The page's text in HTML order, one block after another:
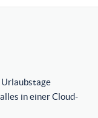
Urlaubstage
in einer Cloud-